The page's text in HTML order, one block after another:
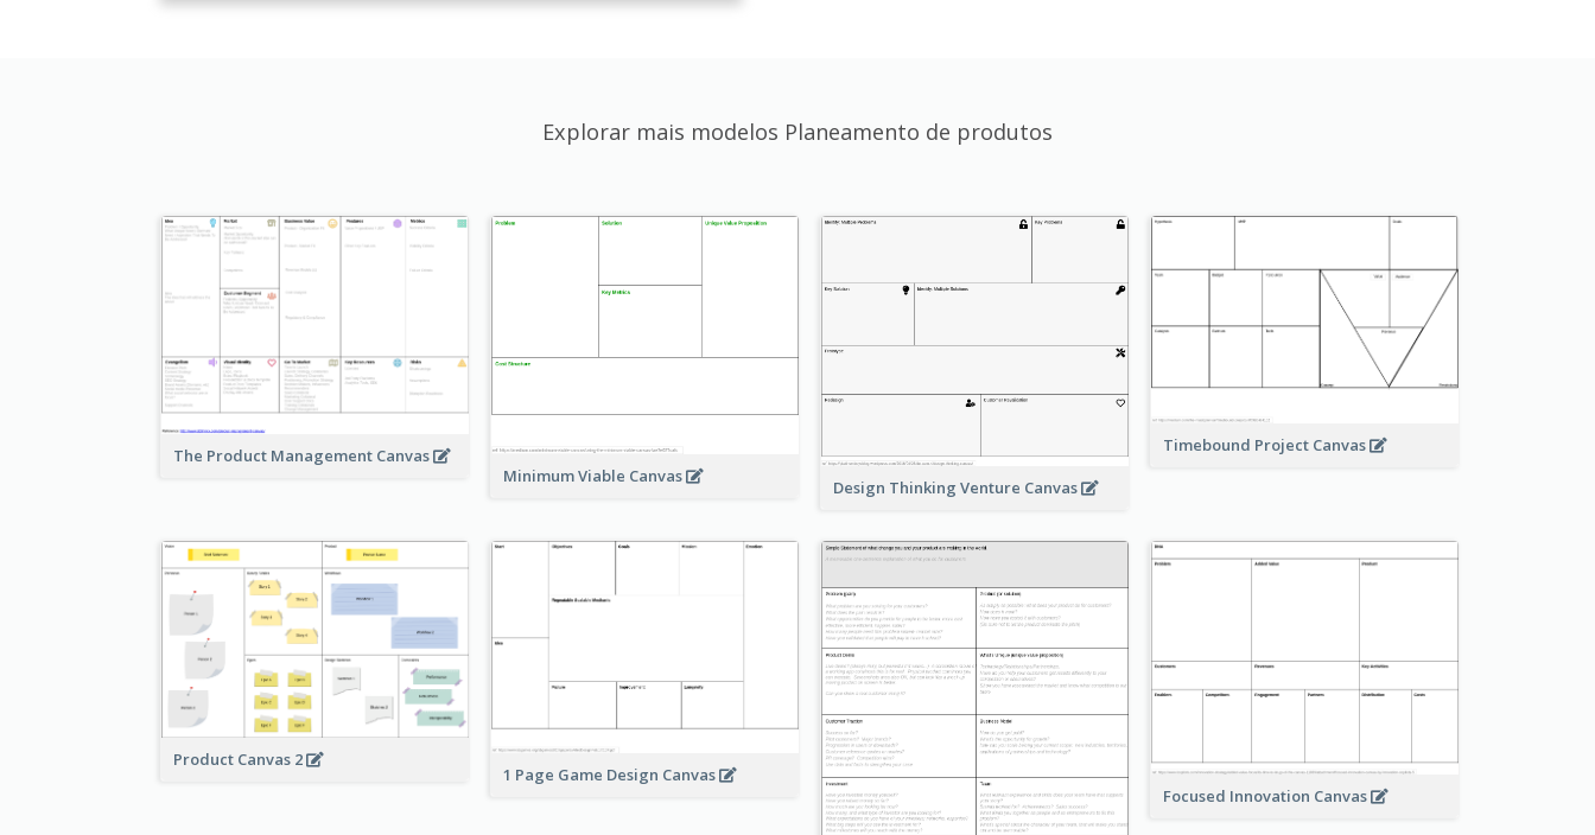
Explorar mais modelos Planeamento de produtos
The Product Management Canvas
Minimum Viable Canvas
Design Thinking Venture Canvas
Timebound Project Canvas
Product Canvas 2
1 Page Game Design Canvas
Focused Innovation Canvas